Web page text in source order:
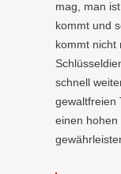
mag, man
kommt und
kommt nicht
schnell
gewaltfreien
einen hohen